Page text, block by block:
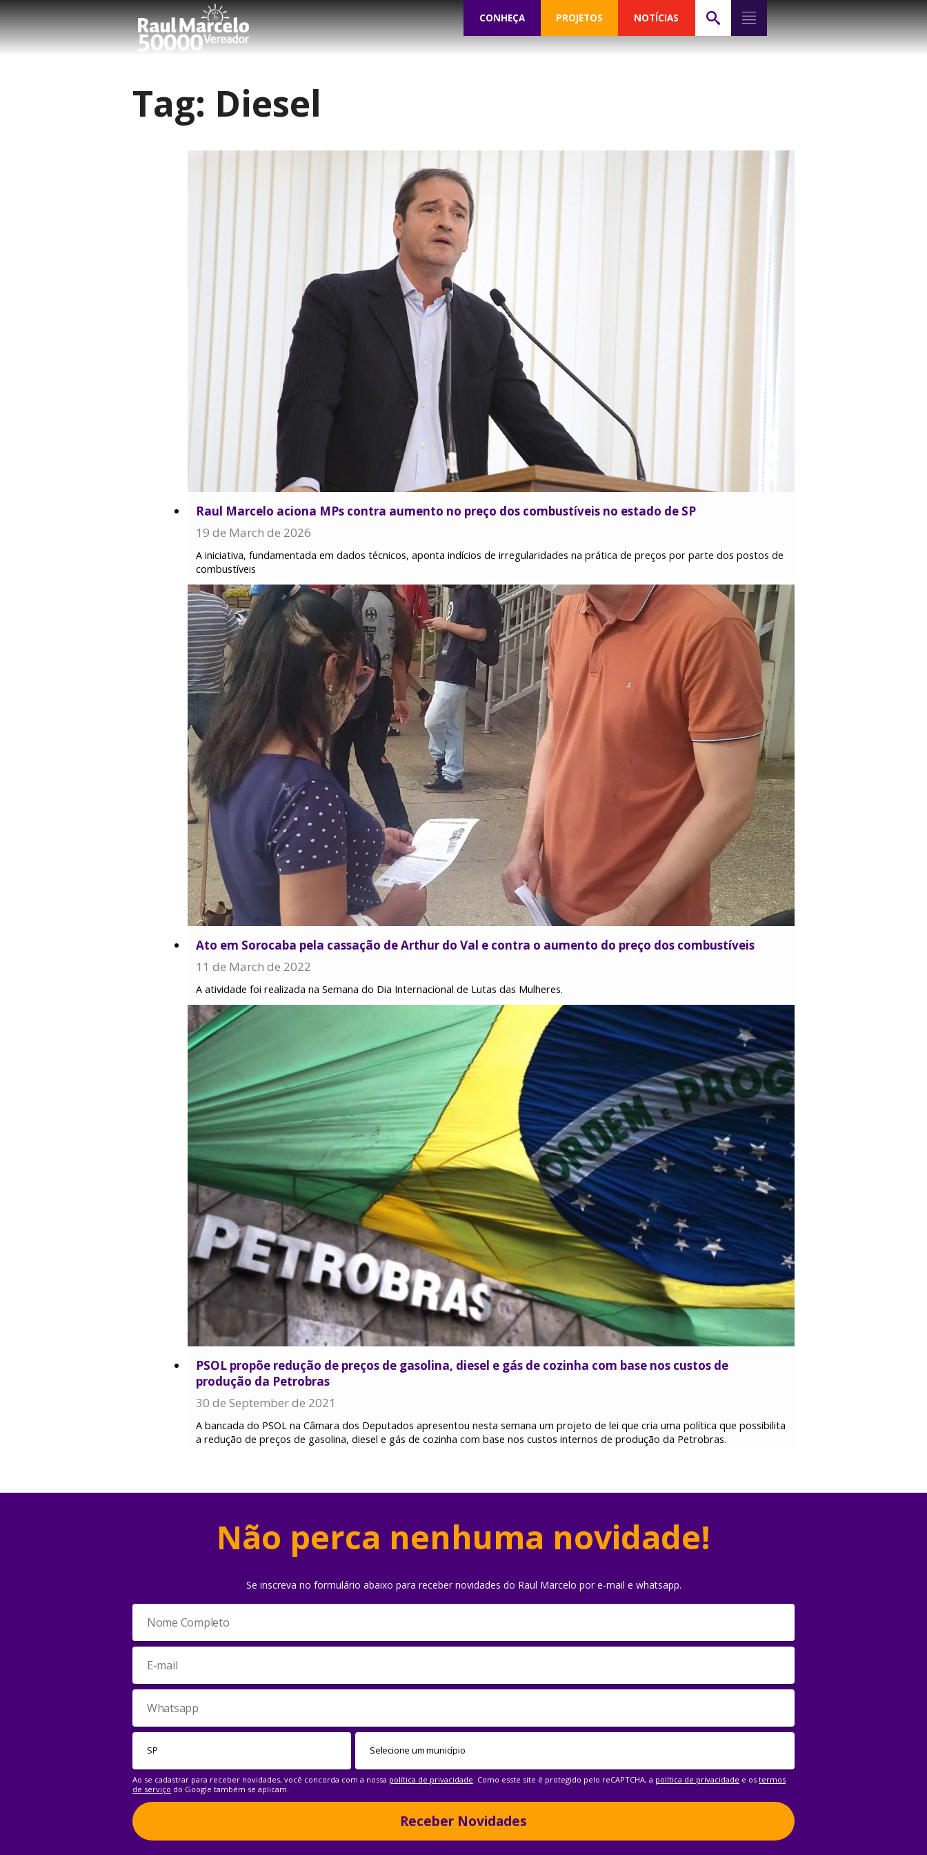
CONHEÇA PROJETOS NOTÍCIAS
Tag: Diesel
Raul Marcelo aciona MPs contra aumento no preço dos combustíveis no estado de SP
19 de March de 2026
A iniciativa, fundamentada em dados técnicos, aponta indícios de irregularidades na prática de preços por parte dos postos de
combustíveis
Ato em Sorocaba pela cassação de Arthur do Val e contra o aumento do preço dos combustíveis
11 de March de 2022
A atividade foi realizada na Semana do Dia Internacional de Lutas das Mulheres.
PSOL propõe redução de preços de gasolina, diesel e gás de cozinha com base nos custos de
produção da Petrobras
30 de September de 2021
A bancada do PSOL na Câmara dos Deputados apresentou nesta semana um projeto de lei que cria uma política que possibilita
a redução de preços de gasolina, diesel e gás de cozinha com base nos custos internos de produção da Petrobras.
Não perca nenhuma novidade!
Se inscreva no formulário abaixo para receber novidades do Raul Marcelo por e-mail e whatsapp.
Ao se cadastrar para receber novidades, você concorda com a nossa política de privacidade. Como esste site é protegido pelo reCAPTCHA, a política de privacidade e os termos
de serviço do Google também se aplicam.
Receber Novidades